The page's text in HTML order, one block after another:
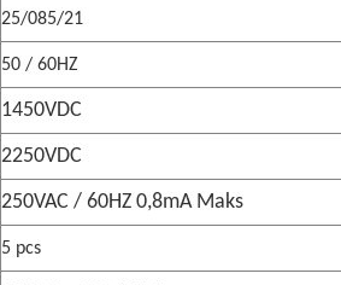
25/085/21
50 / 60HZ
1450VDC
2250VDC
250VAC / 60HZ 0,8mA Maks
5 pcs